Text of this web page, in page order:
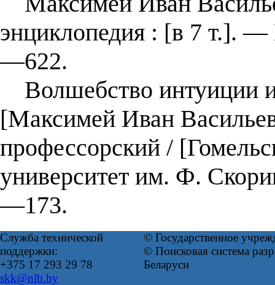
энциклопедия : [в 7 т.].
—622.
Волшебство интуиции
[Максимей Иван
профессорский /
университет им. Ф.
—173.
Служба технической
поддержки:
+375 17 293 29 78
skk@nlb.by
© Государственное
© Поисковая система
Беларуси